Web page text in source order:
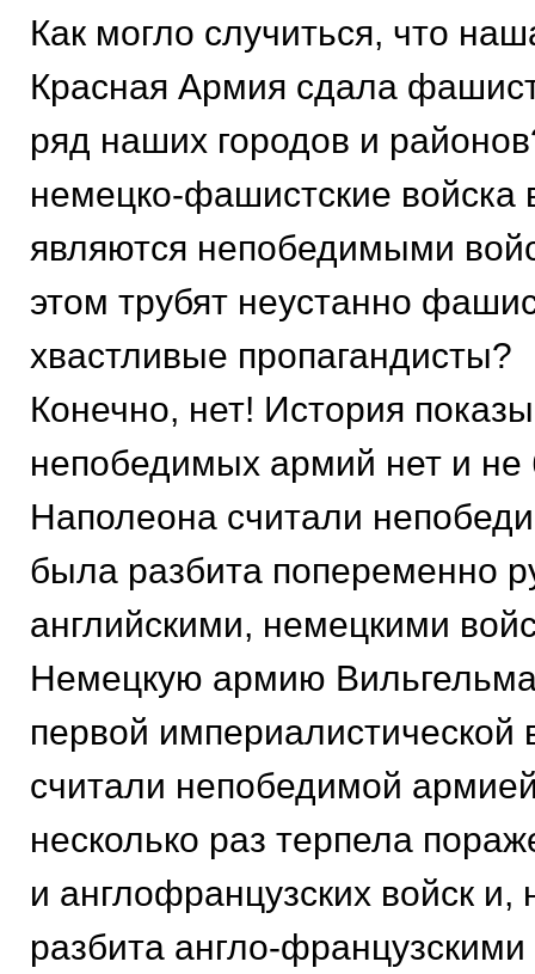
Как могло случиться, что
Красная Армия сдала
ряд наших городов и
немецко-фашистские войска
являются непобедимыми
этом трубят неустанно
хвастливые пропагандисты?
Конечно, нет! История
непобедимых армий нет и
Наполеона считали
была разбита попеременно
английскими, немецкими
Немецкую армию
первой империалистической
считали непобедимой
несколько раз терпела
и англофранцузских войск
разбита англо-